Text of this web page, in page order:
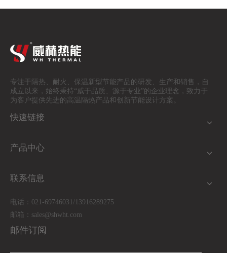
专注于隔热、耐火、保温 新型节能产品的研发、生产和销售，自
成立以来，始终秉持“威于品质、源于专业”的企业理念，致力于
为客户提供先进的高温隔热产品和创新节能设计方案。
快速链接
产品中心
联系信息
电话：021-69746031/13916289275
邮箱： sales@shwht.com
邮件订阅